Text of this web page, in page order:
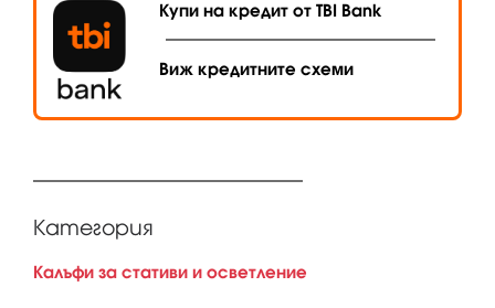
Купи на кредит от TBI Bank
Виж кредитните схеми
Категория
Калъфи за стативи и осветление